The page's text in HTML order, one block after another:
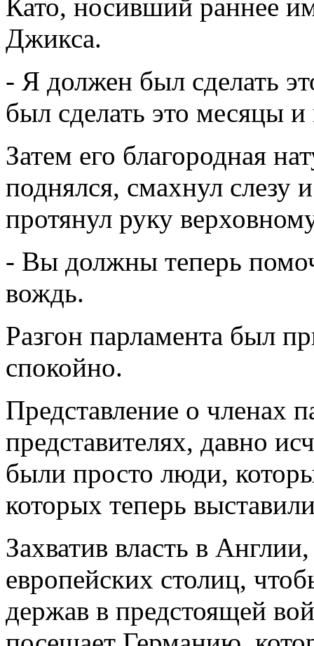
Като, носивший раннее
Джикса.
- Я должен был сделать
был сделать это месяцы
Затем его благородная
поднялся, смахнул слезу
протянул руку
- Вы должны теперь
вождь.
Разгон парламента был
спокойно.
Представление о членах
представителях, давно
были просто люди,
которых теперь
Захватив власть в
европейских столиц,
держав в предстоящей